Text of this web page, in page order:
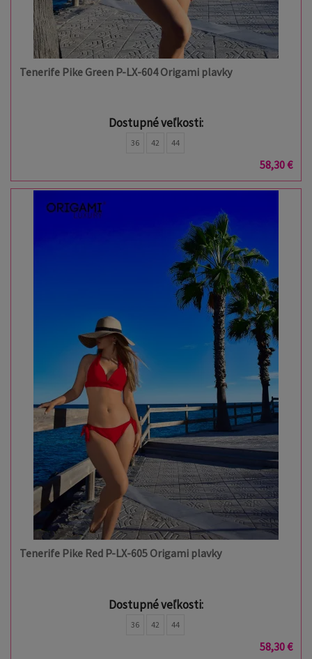
Tenerife Pike Green P-LX-604 Origami plavky
Dostupné veľkosti:
36 42 44
58,30 €
Tenerife Pike Red P-LX-605 Origami plavky
Dostupné veľkosti:
36 42 44
58,30 €